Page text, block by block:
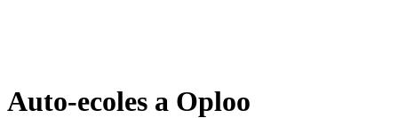
Auto-ecoles a Oploo